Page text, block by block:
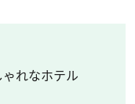
れなホテル